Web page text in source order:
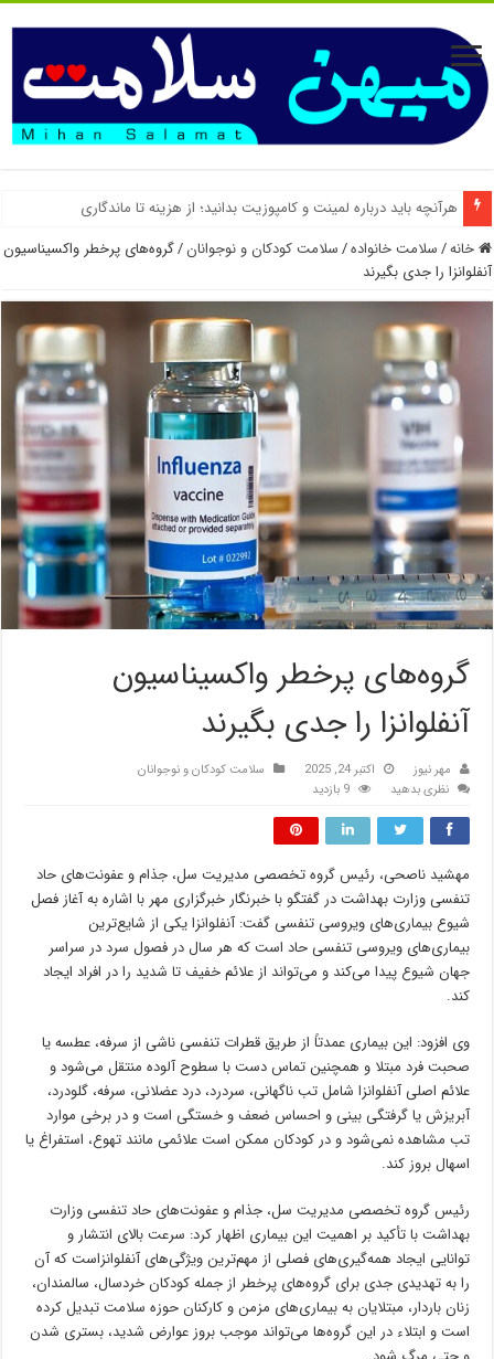
آیا لمینت دندان باعث آسیب به دندان‌های اصلی می‌شود؟
خانه/سلامت خانواده/سلامت کودکان و نوجوانان/گروه‌های پرخطر واکسیناسیون
آنفلوانزا را جدی بگیرند
گروه‌های پرخطر واکسیناسیون
آنفلوانزا را جدی بگیرند
مهر نیوز اکتبر 24, 2025
سلامت کودکان و نوجوانان
نظری بدهید
9 بازدید
مهشید ناصحی، رئیس گروه تخصصی مدیریت سل، جذام و عفونت‌های حاد
تنفسی وزارت بهداشت در گفتگو با خبرنگار خبرگزاری مهر با اشاره به آغاز فصل
شیوع بیماری‌های ویروسی تنفسی گفت: آنفلوانزا یکی از شایع‌ترین
بیماری‌های ویروسی تنفسی حاد است که هر سال در فصول سرد در سراسر
جهان شیوع پیدا می‌کند و می‌تواند از علائم خفیف تا شدید را در افراد ایجاد
کند.
وی افزود: این بیماری عمدتاً از طریق قطرات تنفسی ناشی از سرفه، عطسه یا
صحبت فرد مبتلا و همچنین تماس دست با سطوح آلوده منتقل می‌شود و
علائم اصلی آنفلوانزا شامل تب ناگهانی، سردرد، درد عضلانی، سرفه، گلودرد،
آبریزش یا گرفتگی بینی و احساس ضعف و خستگی است و در برخی موارد
تب مشاهده نمی‌شود و در کودکان ممکن است علائمی مانند تهوع، استفراغ یا
اسهال بروز کند.
رئیس گروه تخصصی مدیریت سل، جذام و عفونت‌های حاد تنفسی وزارت
بهداشت با تأکید بر اهمیت این بیماری اظهار کرد: سرعت بالای انتشار و
توانایی ایجاد همه‌گیری‌های فصلی از مهم‌ترین ویژگی‌های آنفلوانزاست که آن
را به تهدیدی جدی برای گروه‌های پرخطر از جمله کودکان خردسال، سالمندان،
زنان باردار، مبتلایان به بیماری‌های مزمن و کارکنان حوزه سلامت تبدیل کرده
است و ابتلاء در این گروه‌ها می‌تواند موجب بروز عوارض شدید، بستری شدن